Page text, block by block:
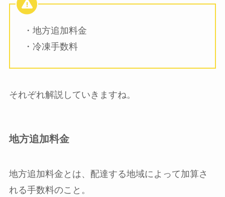
・地方追加料金
・冷凍手数料
それぞれ解説していきますね。
地方追加料金
地方追加料金とは、配達する地域によって加算さ
れる手数料のこと。